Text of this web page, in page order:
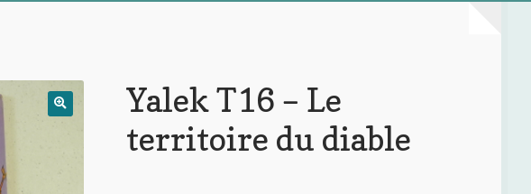
Yalek T16 – Le
territoire du diable